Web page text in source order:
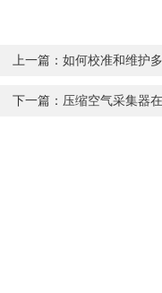
上一篇： 如何校准和维护
下一篇： 压缩空气采集器